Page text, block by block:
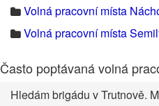
Volná pracovní místa
Volná pracovní místa
Často poptávaná volná
Hledám brigádu v Trutnově.